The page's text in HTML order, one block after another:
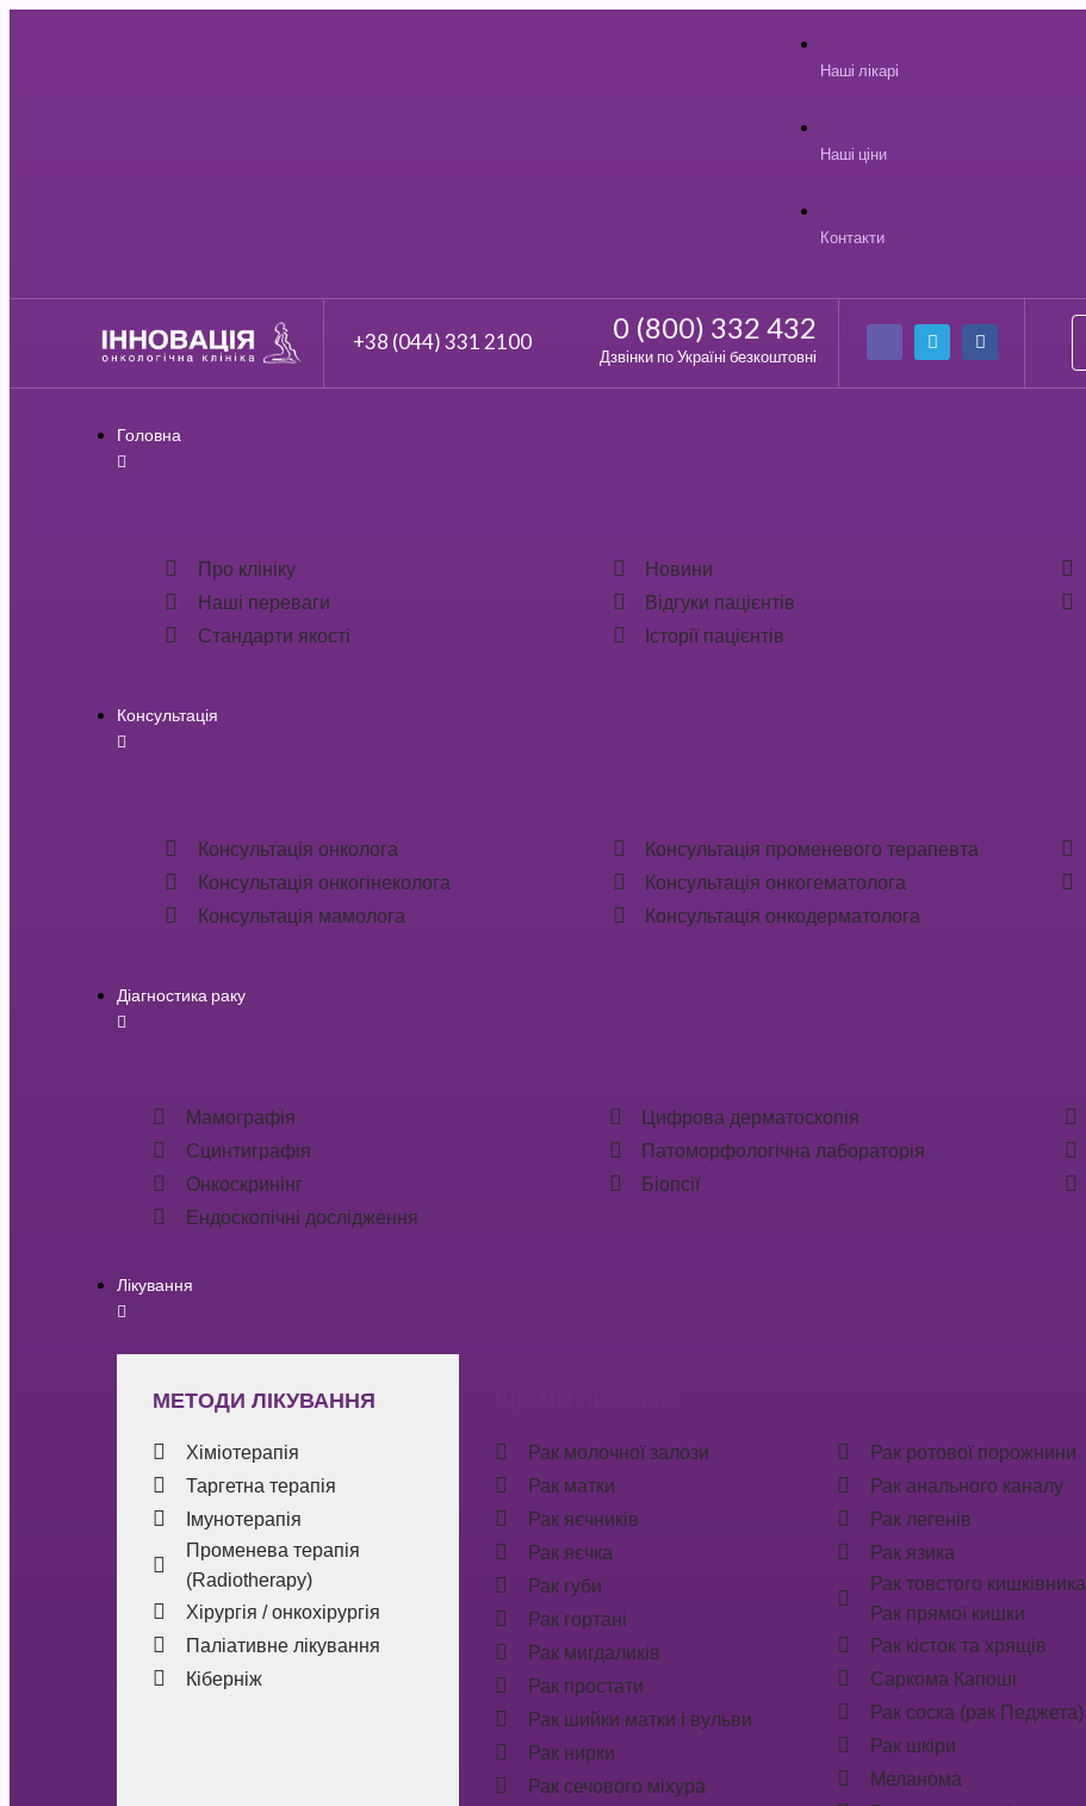
Наші лікарі
Наші ціни
Контакти
+38 (044) 331 2100 0 (800) 332 432
Дзвінки по Україні безкоштовні
Головна
Про клініку
Наші переваги
Стандарти якості
Новини
Відгуки пацієнтів
Історії пацієнтів
Консультація
Консультація онколога
Консультація онкогінеколога
Консультація мамолога
Консультація променевого терапевта
Консультація онкогематолога
Консультація онкодерматолога
Діагностика раку
Мамографія
Сцинтиграфія
Онкоскринінг
Ендоскопічні дослідження
Цифрова дерматоскопія
Патоморфологічна лабораторія
Біопсії
Лікування
МЕТОДИ ЛІКУВАННЯ
Хіміотерапія
Таргетна терапія
Імунотерапія
Променева терапія
(Radiotherapy)
Хірургія / онкохірургія
Паліативне лікування
Кіберніж
Рак молочної залози
Рак матки
Рак яєчників
Рак яєчка
Рак губи
Рак гортані
Рак мигдаликів
Рак простати
Рак шийки матки і вульви
Рак нирки
Рак сечового міхура
Рак ротової порожнини
Рак анального каналу
Рак легенів
Рак язика
Рак товстого кишківника
Рак прямої кишки
Рак кісток та хрящів
Саркома Капоші
Рак соска (рак Педжета)
Рак шкіри
Меланома